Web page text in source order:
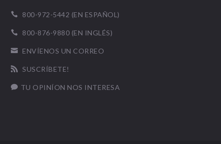
 800-972-5442 (EN ESPAÑOL)
 800-876-9880 (EN INGLÉS)
 ENVÍENOS UN CORREO
 SUSCRÍBETE!
 TU OPINÍON NOS INTERESA